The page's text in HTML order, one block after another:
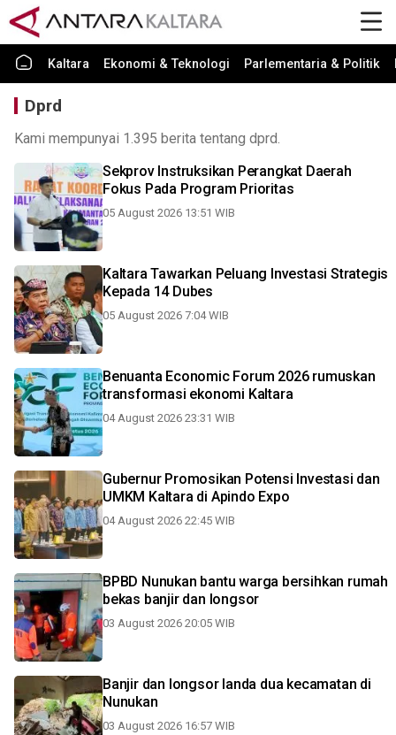
Kaltara Ekonomi & Teknologi Parlementaria & Politik
Dprd
Kami mempunyai 1.395 berita tentang dprd.
Sekprov Instruksikan Perangkat Daerah
Fokus Pada Program Prioritas
05 August 2026 13:51 WIB
Kaltara Tawarkan Peluang Investasi Strategis
Kepada 14 Dubes
05 August 2026 7:04 WIB
Benuanta Economic Forum 2026 rumuskan
transformasi ekonomi Kaltara
04 August 2026 23:31 WIB
Gubernur Promosikan Potensi Investasi dan
UMKM Kaltara di Apindo Expo
04 August 2026 22:45 WIB
BPBD Nunukan bantu warga bersihkan rumah
bekas banjir dan longsor
03 August 2026 20:05 WIB
Banjir dan longsor landa dua kecamatan di
Nunukan
03 August 2026 16:57 WIB